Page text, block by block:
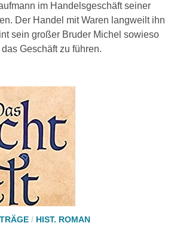
im Handelsgeschäft seiner
Der Handel mit Waren langweilt ihn
sein großer Bruder Michel sowieso
Geschäft zu führen.
/ HIST. ROMAN